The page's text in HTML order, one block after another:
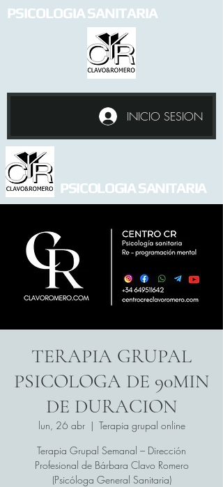
PSICOLOGIA SANITARIA
INICIO SESION
PSICOLOGIA SANITARIA
TERAPIA GRUPAL
PSICOLOGA DE 90MIN
DE DURACION
lun, 26 abr
  |
Terapia grupal online
Terapia Grupal Semanal – Dirección
Profesional de Bárbara Clavo Romero
(Psicóloga General Sanitaria)